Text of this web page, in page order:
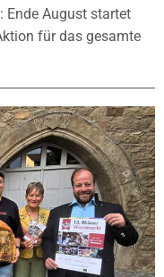
Ende August startet
für das gesamte